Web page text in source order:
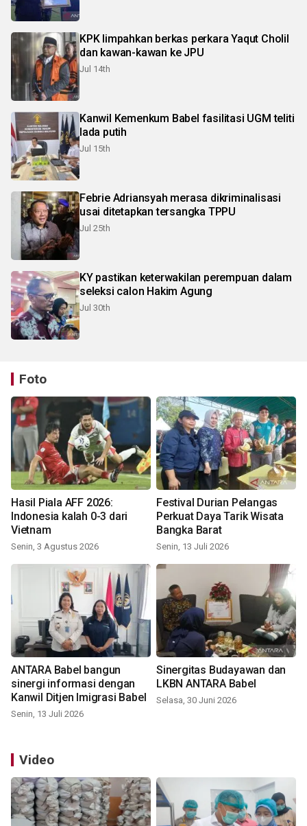
KPK limpahkan berkas perkara Yaqut Cholil
dan kawan-kawan ke JPU
Jul 14th
Kanwil Kemenkum Babel fasilitasi UGM teliti
lada putih
Jul 15th
Febrie Adriansyah merasa dikriminalisasi
usai ditetapkan tersangka TPPU
Jul 25th
KY pastikan keterwakilan perempuan dalam
seleksi calon Hakim Agung
Jul 30th
Foto
Hasil Piala AFF 2026:
Indonesia kalah 0-3 dari
Vietnam
Senin, 3 Agustus 2026
Festival Durian Pelangas
Perkuat Daya Tarik Wisata
Bangka Barat
Senin, 13 Juli 2026
ANTARA Babel bangun
sinergi informasi dengan
Kanwil Ditjen Imigrasi Babel
Senin, 13 Juli 2026
Sinergitas Budayawan dan
LKBN ANTARA Babel
Selasa, 30 Juni 2026
Video